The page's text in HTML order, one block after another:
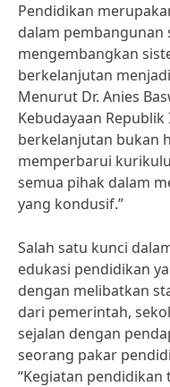
Pendidikan
dalam pembangunan
mengembangkan
berkelanjutan
Menurut Dr. Anies
Kebudayaan
berkelanjutan bukan
memperbarui
semua pihak dalam
yang kondusif.”
Salah satu kunci
edukasi pendidikan
dengan melibatkan
dari pemerintah,
sejalan dengan
seorang pakar
“Kegiatan